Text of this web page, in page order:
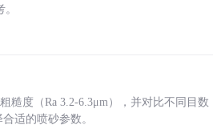
糙度（Ra 3.2-6.3μm），并对比不同目数
适的喷砂参数。